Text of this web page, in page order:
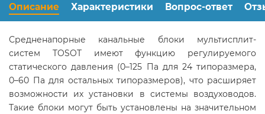
Описание Характеристики Вопрос-ответ
Средненапорные канальные блоки мультисплит-
систем TOSOT имеют функцию регулируемого
статического давления (0–125 Па для 24 типоразмера,
0–60 Па для остальных типоразмеров), что расширяет
возможности их установки в системы воздуховодов.
Такие блоки могут быть установлены на значительном